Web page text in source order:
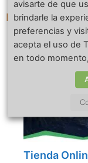
Bluetti AC200P
Tienda
avisarte de que
brindarle la
preferencias y
acepta el uso de
en todo